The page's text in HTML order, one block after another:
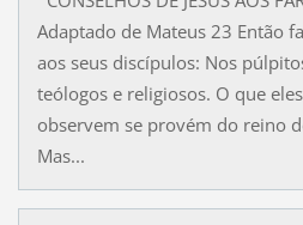
Adaptado de Mateus 23 Então
aos seus discípulos: Nos
teólogos e religiosos. O que
observem se provém do reino
Mas...